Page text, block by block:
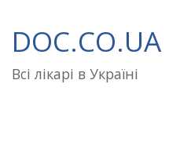
до
вмісту
DOC.CO.UA
Всі лікарі в Україні